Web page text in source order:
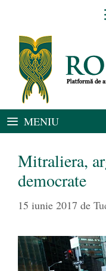
conținut
MENIU
Mitraliera,
democrate
15 iunie 2017 de